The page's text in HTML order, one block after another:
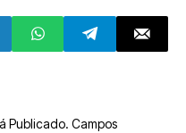
Sucesso
Publicado. Campos